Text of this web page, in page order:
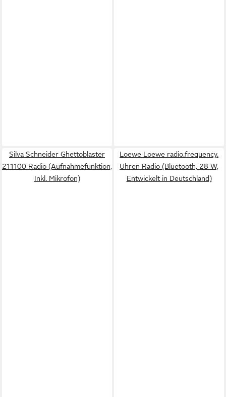
Silva Schneider Ghettoblaster
211100 Radio (Aufnahmefunktion,
Inkl. Mikrofon)
Loewe Loewe radio.frequency.
Uhren Radio (Bluetooth, 28 W,
Entwickelt in Deutschland)